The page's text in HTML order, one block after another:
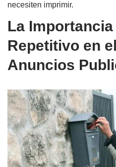
necesiten imprimir.
La
Repetitivo en
Anuncios